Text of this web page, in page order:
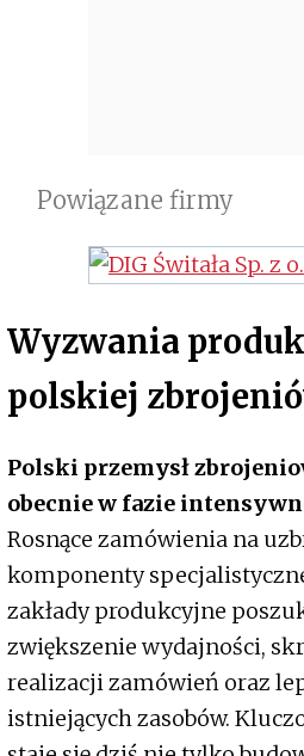
Powiązane firmy
Wyzwania
polskiej
Polski przemysł
obecnie w fazie
Rosnące zamówienia na
komponenty
zakłady produkcyjne
zwiększenie wydajności,
realizacji zamówień oraz
istniejących zasobów.